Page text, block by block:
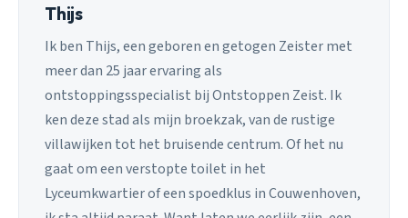
Thijs
Ik ben Thijs, een geboren en getogen Zeister met
meer dan 25 jaar ervaring als
ontstoppingsspecialist bij Ontstoppen Zeist. Ik
ken deze stad als mijn broekzak, van de rustige
villawijken tot het bruisende centrum. Of het nu
gaat om een verstopte toilet in het
Lyceumkwartier of een spoedklus in Couwenhoven,